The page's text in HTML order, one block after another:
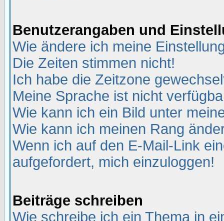
Benutzerangaben und
Wie ändere ich meine
Die Zeiten stimmen nicht!
Ich habe die Zeitzone
Meine Sprache ist nicht
Wie kann ich ein Bild unter
Wie kann ich meinen Rang
Wenn ich auf den E-Mail-Link
aufgefordert, mich einzuloggen!
Beiträge schreiben
Wie schreibe ich ein Thema in